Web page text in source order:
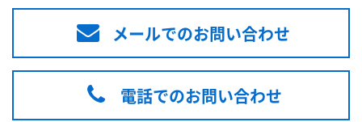
メールでのお問い合わせ
電話でのお問い合わせ